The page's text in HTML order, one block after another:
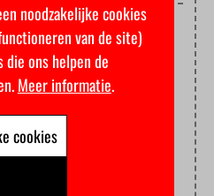
rechtszaak om
platform
Vrede
noodzakelijke cookies
van de site)
ons helpen de
Meer informatie.
cookies